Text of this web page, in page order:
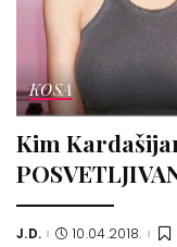
KOSA
Kim
Posted
J.D. 10.04.2018.